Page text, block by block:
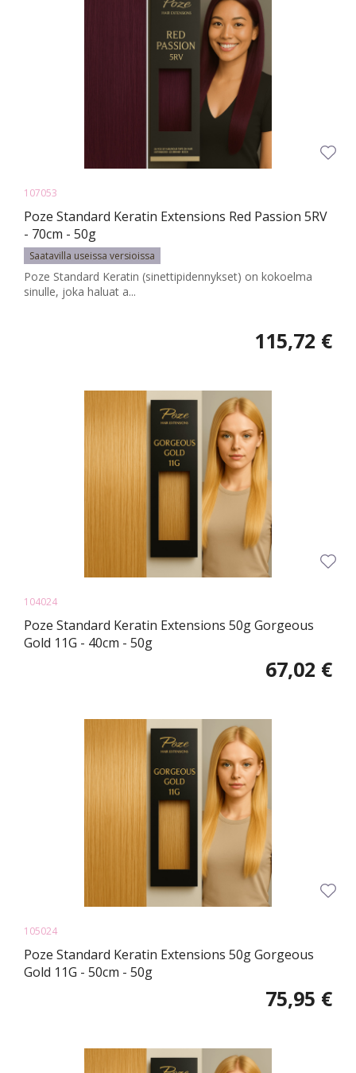
107053
Poze Standard Keratin Extensions Red Passion 5RV
- 70cm - 50g
Saatavilla useissa versioissa
Poze Standard Keratin (sinettipidennykset) on kokoelma
sinulle, joka haluat a...
115,72 €
104024
Poze Standard Keratin Extensions 50g Gorgeous
Gold 11G - 40cm - 50g
67,02 €
105024
Poze Standard Keratin Extensions 50g Gorgeous
Gold 11G - 50cm - 50g
75,95 €